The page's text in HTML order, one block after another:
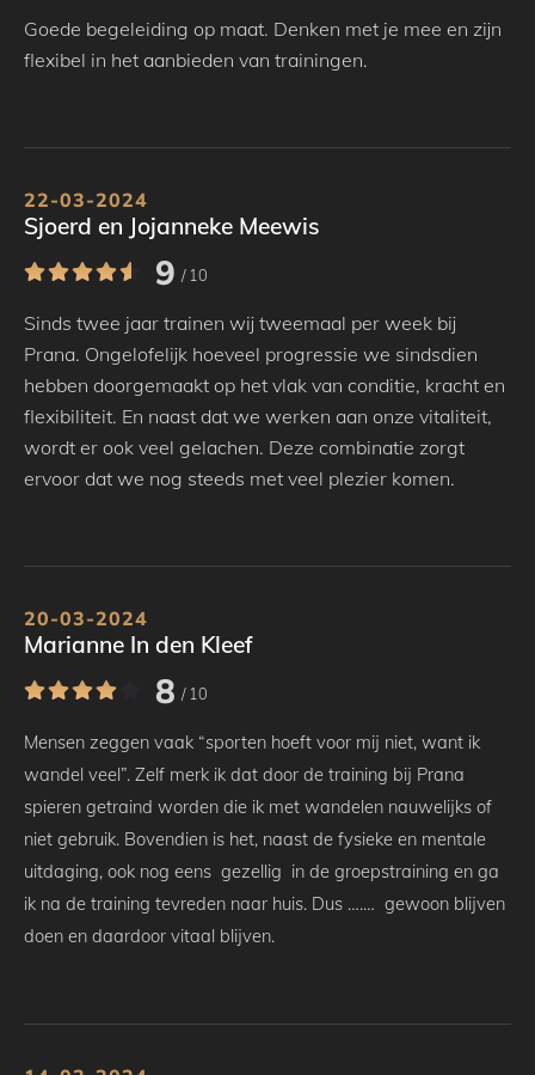
Goede begeleiding op maat. Denken met je mee en zijn
flexibel in het aanbieden van trainingen.
22-03-2024
Sjoerd en Jojanneke Meewis
9 / 10
Sinds twee jaar trainen wij tweemaal per week bij
Prana. Ongelofelijk hoeveel progressie we sindsdien
hebben doorgemaakt op het vlak van conditie, kracht en
flexibiliteit. En naast dat we werken aan onze vitaliteit,
wordt er ook veel gelachen. Deze combinatie zorgt
ervoor dat we nog steeds met veel plezier komen.
20-03-2024
Marianne In den Kleef
8 / 10
Mensen zeggen vaak “sporten hoeft voor mij niet, want ik
wandel veel”. Zelf merk ik dat door de training bij Prana
spieren getraind worden die ik met wandelen nauwelijks of
niet gebruik. Bovendien is het, naast de fysieke en mentale
uitdaging, ook nog eens gezellig in de groepstraining en ga
ik na de training tevreden naar huis. Dus ….… gewoon blijven
doen en daardoor vitaal blijven.